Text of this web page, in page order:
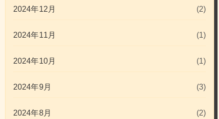
2024年12月 (2)
2024年11月 (1)
2024年10月 (1)
2024年9月 (3)
2024年8月 (2)